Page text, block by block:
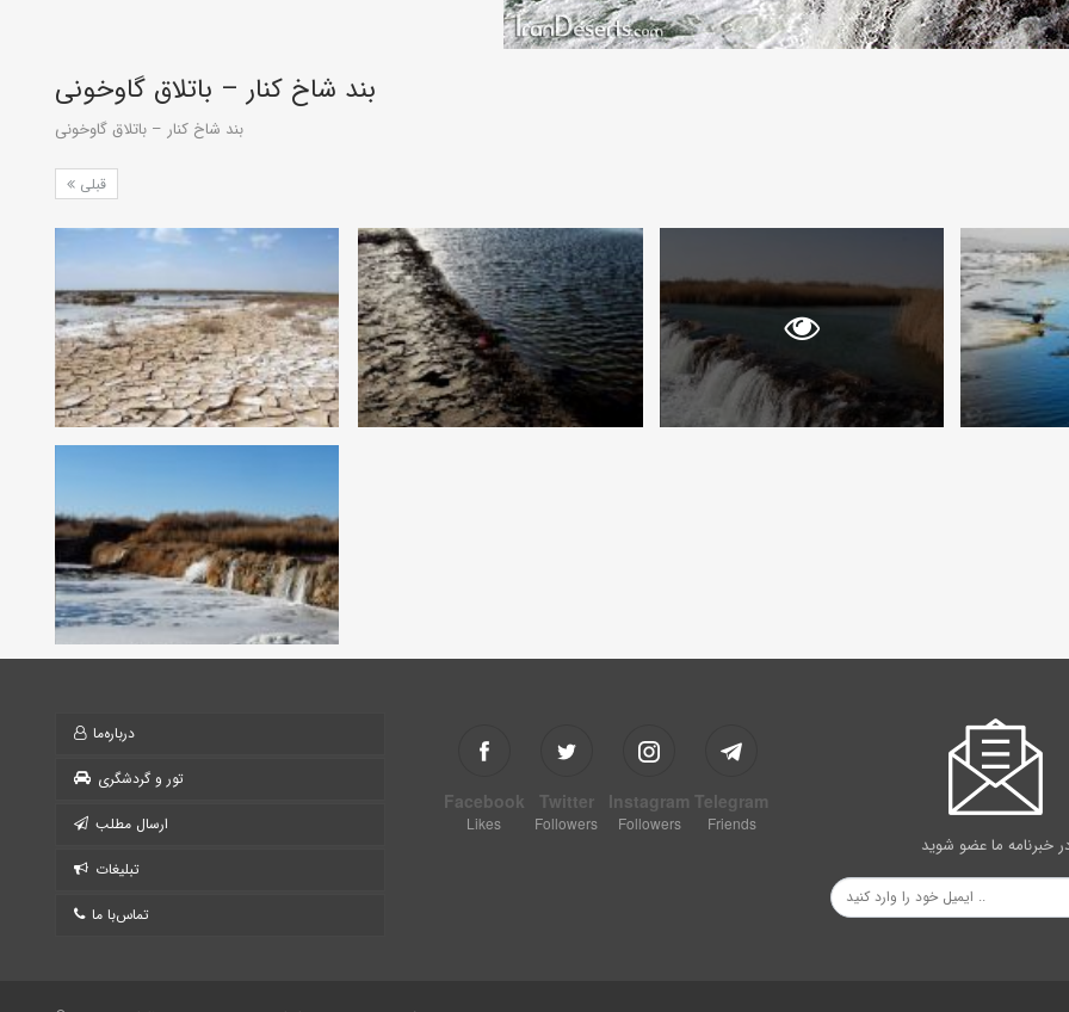
بند شاخ کنار – باتلاق گاوخونی
بند شاخ کنار – باتلاق گاوخونی
قبلی
درباره‌ما
تور و گردشگری
ارسال مطلب
تبلیغات
تماس‌با ما
Facebook
Likes
Twitter
Followers
Instagram
Followers
Telegram
Friends
خبرنامه ما عضو شوید